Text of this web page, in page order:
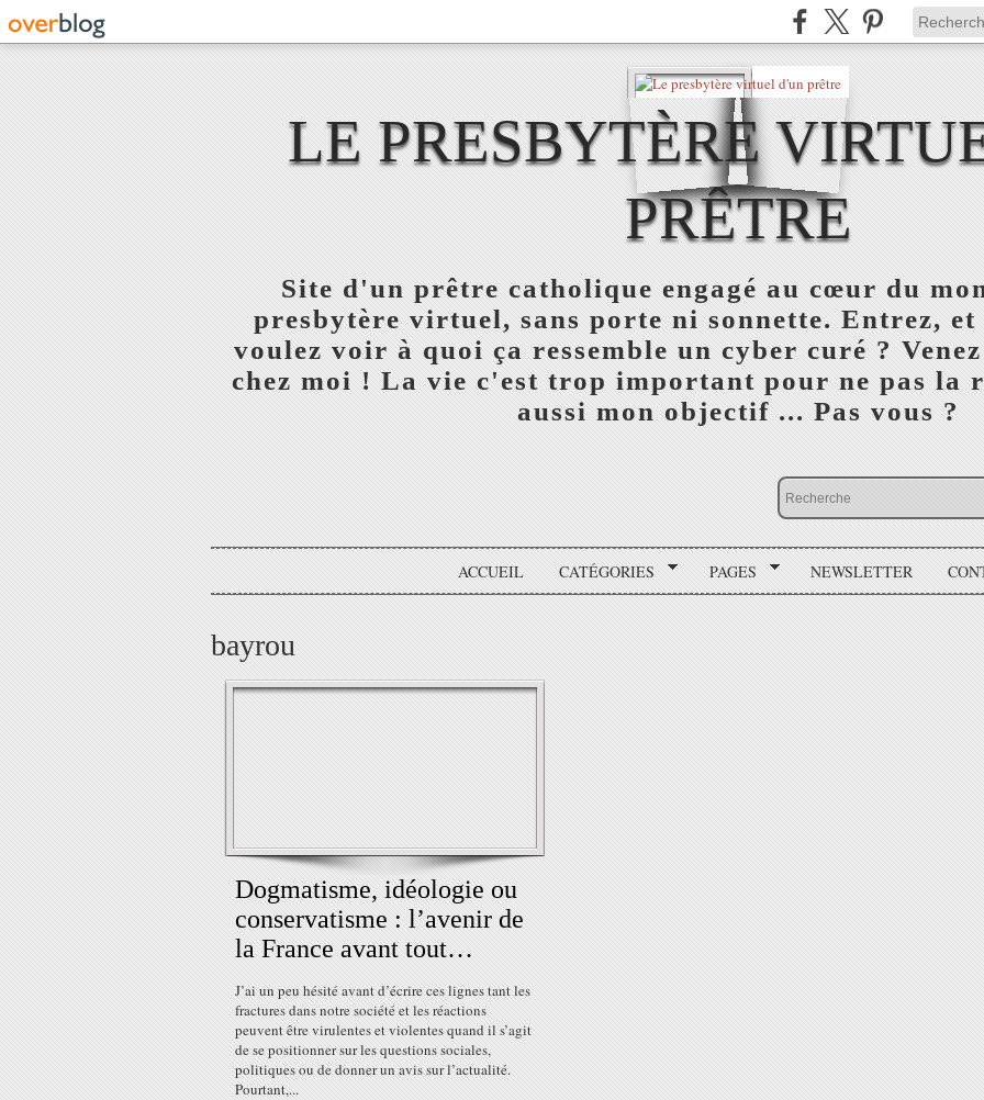
LE PRESBYTÈRE
PRÊTRE
Site d'un prêtre catholique engagé au cœur du
presbytère virtuel, sans porte ni sonnette. Entrez,
voulez voir à quoi ça ressemble un cyber curé ?
chez moi ! La vie c'est trop important pour ne pas la
aussi mon objectif ... Pas vous ?
ACCUEIL CATÉGORIES PAGES NEWSLETTER
bayrou
Dogmatisme, idéologie ou
conservatisme : l’avenir de
la France avant tout…
J’ai un peu hésité avant d’écrire ces lignes tant les
fractures dans notre société et les réactions
peuvent être virulentes et violentes quand il s’agit
de se positionner sur les questions sociales,
politiques ou de donner un avis sur l’actualité.
Pourtant,...